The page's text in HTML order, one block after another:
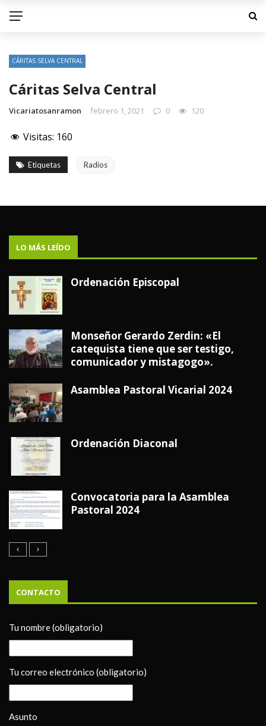
CÁRITAS SELVA CENTRAL
Cáritas Selva Central
Vicariatosanramon febrero 1, 2021 0 120
Visitas: 160
Etiquetas Radios
LO MÁS LEÍDO
Ordenación Episcopal
Monseñor Gerardo Zerdin: «El
catequista tiene que ser testigo,
comunicador y mistagogo».
Asamblea Pastoral Vicarial 2024
Ordenación Diaconal
Convocatoria para la Asamblea
Pastoral 2024
CONTACTO
Tu nombre (obligatorio)
Tu correo electrónico (obligatorio)
Asunto